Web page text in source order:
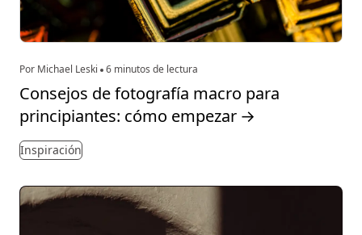
Por Michael Leski 6 minutos de lectura
Consejos de fotografía macro para
principiantes: cómo empezar →
Inspiración